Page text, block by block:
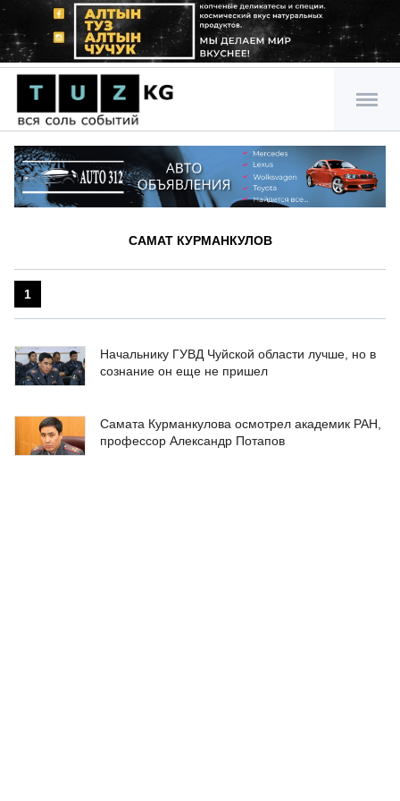
САМАТ КУРМАНКУЛОВ
1
Начальнику ГУВД Чуйской области лучше, но в
сознание он еще не пришел
Самата Курманкулова осмотрел академик РАН,
профессор Александр Потапов